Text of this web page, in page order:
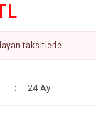
taksitlerle!
24 Ay